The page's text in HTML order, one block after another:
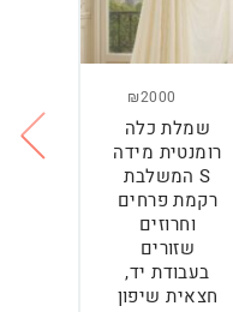
₪2000
שמלת כלה
רומנטית מידה
S המשלבת
רקמת פרחים
וחרוזים
שזורים
בעבודת יד,
חצאית שיפון